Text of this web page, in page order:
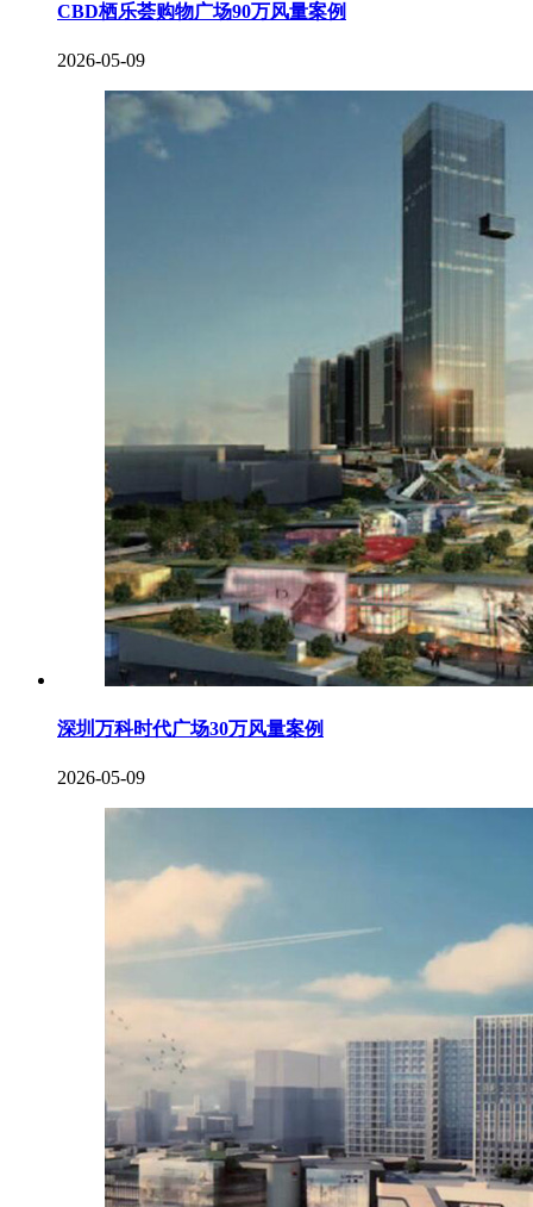
CBD栖乐荟购物广场90万风量案例
2026-05-09
深圳万科时代广场30万风量案例
2026-05-09